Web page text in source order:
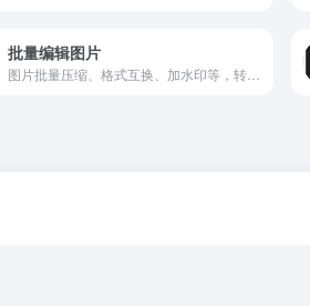
批量编辑图片